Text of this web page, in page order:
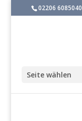
02206 6085040
Seite wählen